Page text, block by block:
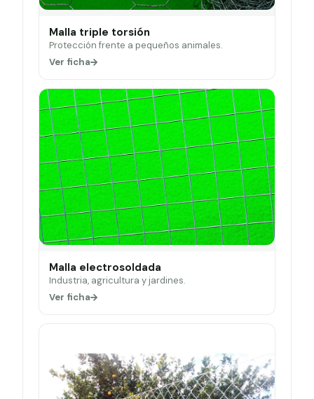
Malla triple torsión
Protección frente a pequeños animales.
Ver ficha
Malla electrosoldada
Industria, agricultura y jardines.
Ver ficha